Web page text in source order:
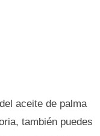
aceite de palma
también puedes